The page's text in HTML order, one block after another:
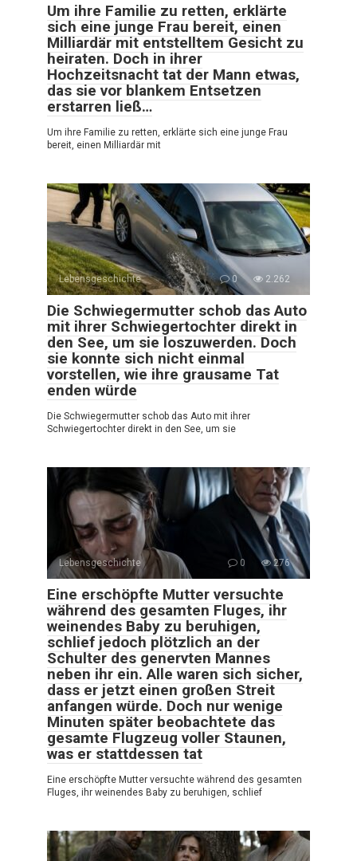
Um ihre Familie zu retten, erklärte
sich eine junge Frau bereit, einen
Milliardär mit entstelltem Gesicht zu
heiraten. Doch in ihrer
Hochzeitsnacht tat der Mann etwas,
das sie vor blankem Entsetzen
erstarren ließ…
Um ihre Familie zu retten, erklärte sich eine junge Frau
bereit, einen Milliardär mit
Lebensgeschichte 0 2.262
Die Schwiegermutter schob das Auto
mit ihrer Schwiegertochter direkt in
den See, um sie loszuwerden. Doch
sie konnte sich nicht einmal
vorstellen, wie ihre grausame Tat
enden würde
Die Schwiegermutter schob das Auto mit ihrer
Schwiegertochter direkt in den See, um sie
Lebensgeschichte 0 276
Eine erschöpfte Mutter versuchte
während des gesamten Fluges, ihr
weinendes Baby zu beruhigen,
schlief jedoch plötzlich an der
Schulter des genervten Mannes
neben ihr ein. Alle waren sich sicher,
dass er jetzt einen großen Streit
anfangen würde. Doch nur wenige
Minuten später beobachtete das
gesamte Flugzeug voller Staunen,
was er stattdessen tat
Eine erschöpfte Mutter versuchte während des gesamten
Fluges, ihr weinendes Baby zu beruhigen, schlief